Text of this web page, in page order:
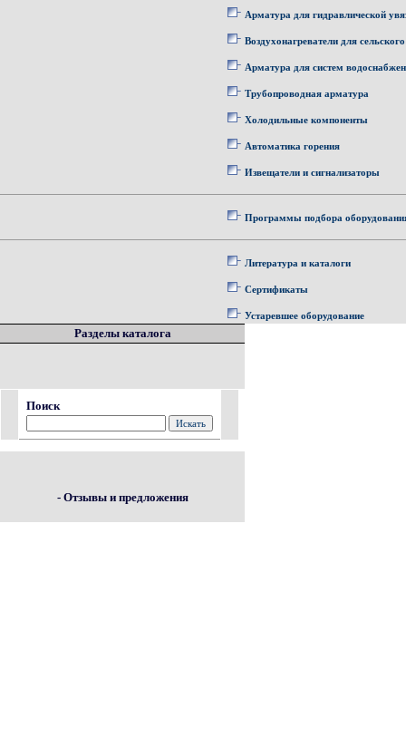
Арматура для гидравлической
Воздухонагреватели для
Арматура для систем
Трубопроводная арматура
Холодильные компоненты
Автоматика горения
Извещатели и сигнализаторы
Программы подбора
Литература и каталоги
Сертификаты
Устаревшее оборудование
Разделы каталога
Поиск
- Отзывы и предложения